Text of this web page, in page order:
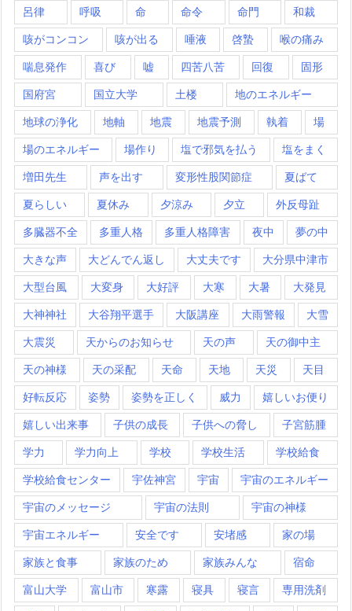
呂律 呼吸 命 命令 命門 和裁
咳がコンコン 咳が出る 唾液 啓蟄 喉の痛み
喘息発作 喜び 嘘 四苦八苦 回復 固形
国府宮 国立大学 土楼 地のエネルギー
地球の浄化 地軸 地震 地震予測 執着 場
場のエネルギー 場作り 塩で邪気を払う 塩をまく
増田先生 声を出す 変形性股関節症 夏ばて
夏らしい 夏休み 夕涼み 夕立 外反母趾
多臓器不全 多重人格 多重人格障害 夜中 夢の中
大きな声 大どんでん返し 大丈夫です 大分県中津市
大型台風 大変身 大好評 大寒 大暑 大発見
大神神社 大谷翔平選手 大阪講座 大雨警報 大雪
大震災 天からのお知らせ 天の声 天の御中主
天の神様 天の采配 天命 天地 天災 天目
好転反応 姿勢 姿勢を正しく 威力 嬉しいお便り
嬉しい出来事 子供の成長 子供への脅し 子宮筋腫
学力 学力向上 学校 学校生活 学校給食
学校給食センター 宇佐神宮 宇宙 宇宙のエネルギー
宇宙のメッセージ 宇宙の法則 宇宙の神様
宇宙エネルギー 安全です 安堵感 家の場
家族と食事 家族のため 家族みんな 宿命
富山大学 富山市 寒露 寝具 寝言 専用洗剤